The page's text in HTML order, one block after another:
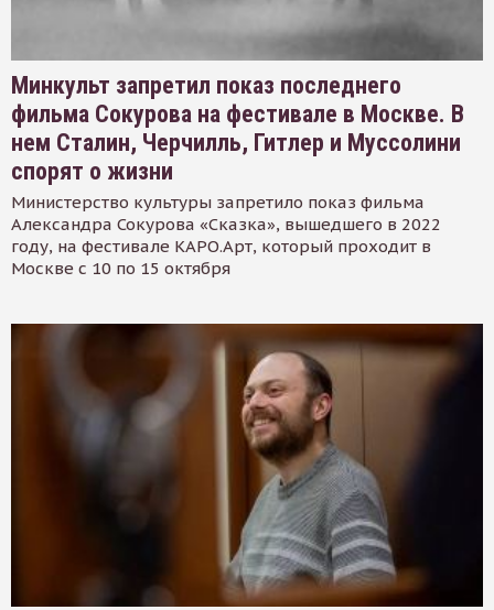
Минкульт запретил показ последнего
фильма Сокурова на фестивале в Москве. В
нем Сталин, Черчилль, Гитлер и Муссолини
спорят о жизни
Министерство культуры запретило показ фильма
Александра Сокурова «Сказка», вышедшего в 2022
году, на фестивале КАРО.Арт, который проходит в
Москве с 10 по 15 октября